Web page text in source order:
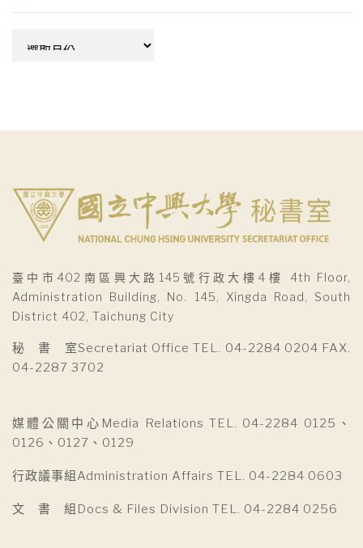
臺中市402南區興大路145號行政大樓4樓 4th Floor,
Administration Building, No. 145, Xingda Road, South
District 402, Taichung City
秘 書 室Secretariat Office TEL. 04-2284 0204 FAX.
04-2287 3702
媒體公關中心Media Relations TEL. 04-2284 0125、
0126、0127、0129
行政議事組Administration Affairs TEL. 04-2284 0603
文 書 組Docs & Files Division TEL. 04-2284 0256